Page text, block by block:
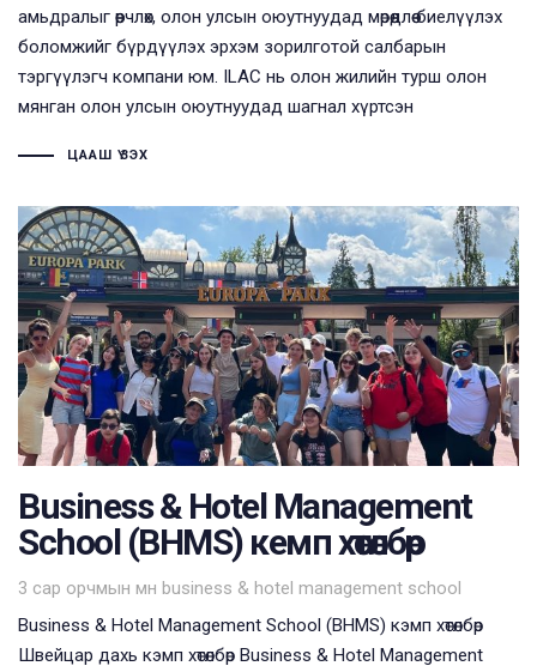
амьдралыг өөрчлөх, олон улсын оюутнуудад мөрөөдлөө биелүүлэх
боломжийг бүрдүүлэх эрхэм зорилготой салбарын
тэргүүлэгч компани юм. ILAC нь олон жилийн турш олон
мянган олон улсын оюутнуудад шагнал хүртсэн
ЦААШ ҮЗЭХ
Business & Hotel Management
School (BHMS) кемп хөтөлбөр
3 сар орчмын өмнө
Tags
business & hotel management school
Business & Hotel Management School (BHMS) кэмп хөтөлбөр
Швейцар дахь кэмп хөтөлбөр Business & Hotel Management